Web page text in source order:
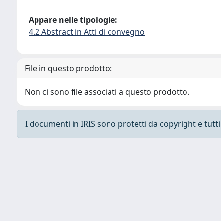
Appare nelle tipologie:
4.2 Abstract in Atti di convegno
File in questo prodotto:
Non ci sono file associati a questo prodotto.
I documenti in IRIS sono protetti da copyright e